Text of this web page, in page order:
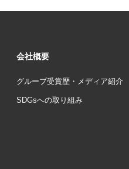
会社概要
グループ受賞歴・メディア紹介
SDGsへの取り組み